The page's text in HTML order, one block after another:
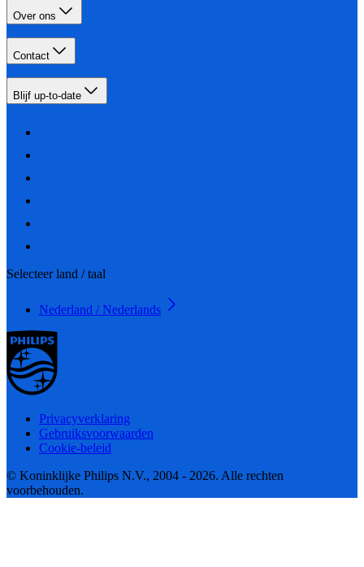
Over ons
Contact
Blijf up-to-date
Selecteer land / taal
Nederland / Nederlands
Privacyverklaring
Gebruiksvoorwaarden
Cookie-beleid
© Koninklijke Philips N.V., 2004 - 2026. Alle rechten
voorbehouden.